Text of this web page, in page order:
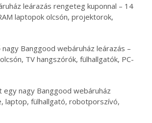
leárazás rengeteg kuponnal – 14
laptopok olcsón, projektorok,
Banggood webáruház leárazás –
TV hangszórók, fülhallgatók, PC-
egy nagy Banggood webáruház
laptop, fülhallgató, robotporszívó,